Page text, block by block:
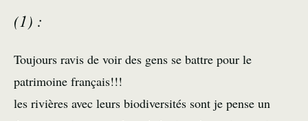
(1) :
Toujours ravis de voir des gens se battre pour le
patrimoine français!!!
les rivières avec leurs biodiversités sont je pense un